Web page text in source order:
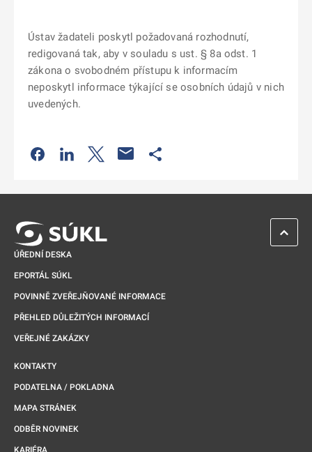
Ústav žadateli poskytl požadovaná rozhodnutí,
redigovaná tak, aby v souladu s ust. § 8a odst. 1
zákona o svobodném přístupu k informacím
neposkytl informace týkající se osobních údajů v nich
uvedených.
Odkaz se otevře na nové kartě
Odkaz se otevře na nové kartě
Odkaz se otevře na nové kartě
ÚŘEDNÍ DESKA
EPORTÁL SÚKL
POVINNĚ ZVEŘEJŇOVANÉ INFORMACE
PŘEHLED DŮLEŽITÝCH INFORMACÍ
VEŘEJNÉ ZAKÁZKY
KONTAKTY
PODATELNA / POKLADNA
MAPA STRÁNEK
ODBĚR NOVINEK
KARIÉRA
ZPĚT